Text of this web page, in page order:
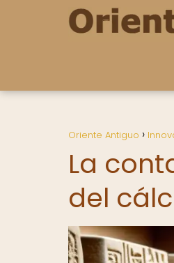
Oriente Antiguo
La
del